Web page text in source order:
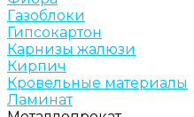
Газоблоки
Гипсокартон
Карнизы жалюзи
Кирпич
Кровельные материалы
Ламинат